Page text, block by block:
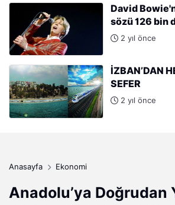
David
sözü 126 bin
çıkıyor
2 yıl önce
İZBAN’DAN
SEFER
2 yıl önce
Anasayfa Ekonomi
Anadolu’ya Doğrudan